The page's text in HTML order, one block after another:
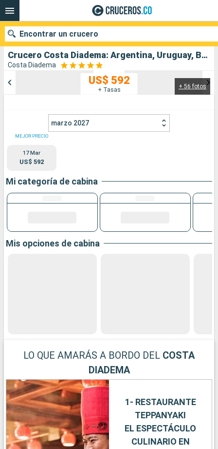
Crucero Costa Diadema: Argentina, Uruguay, Brasil salida desde Buenos Aires
Costa Diadema
+ 56 fotos
US$ 592
+ Tasas
marzo 2027
MEJOR PRECIO
17 Mar
US$ 592
Mi categoría de cabina
Mis opciones de cabina
LO QUE AMARÁS A BORDO DEL COSTA
DIADEMA
1- RESTAURANTE
TEPPANYAKI
EL ESPECTÁCULO
CULINARIO EN
Encontrar un crucero
Puertos Compañías